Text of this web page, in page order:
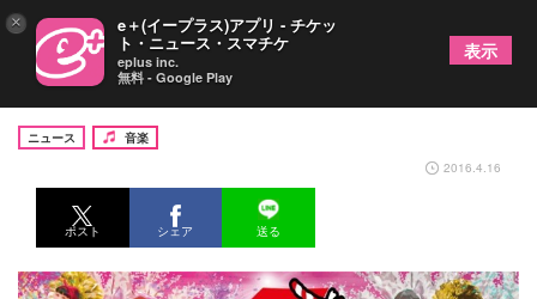
LinQ、明日の結成5周年記念公演の延期を発表
ニュース
音楽
2016.4.16
ポスト シェア 送る
× e＋(イープラス)アプリ - チケッ
ト・ニュース・スマチケ
eplus inc.
無料 - Google Play
表示